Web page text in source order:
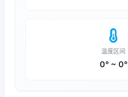
温度区间
0° ~ 0°